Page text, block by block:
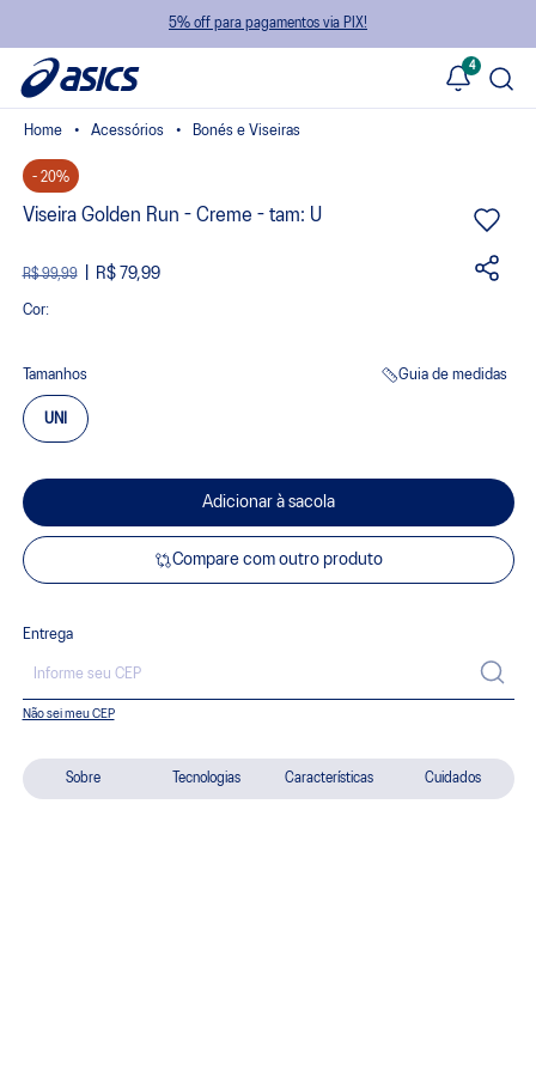
5% off para pagamentos via PIX!
4
Sobre Tecnologias Características Cuidados
Acessórios Bonés e Viseiras
- 20%
Viseira Golden Run - Creme - tam: U
R$ 99,99 R$ 79,99
Cor:
Tamanhos Guia de medidas
UNI
Adicionar à sacola
Compare com outro produto
Entrega
Não sei meu CEP